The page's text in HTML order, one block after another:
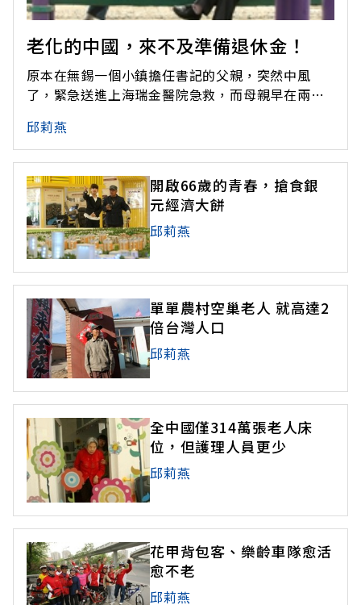
老化的中國，來不及準備退休金！
原本在無錫一個小鎮擔任書記的父親，突然中風
了，緊急送進上海瑞金醫院急救，而母親早在兩年
子全壓在他的身上，醫院、家裡、公司來回跑。總
經理看他近日總哭喪著臉，問他好嗎？馬克的淚就
止不住掉下來。哭完他決定辭職，另外找個半天的
兼職工作，好照顧雙親。壓力，來得太過突
邱莉燕
開啟66歲的青春，搶食銀
元經濟大餅
邱莉燕
單單農村空巢老人 就高達2
倍台灣人口
邱莉燕
全中國僅314萬張老人床
位，但護理人員更少
邱莉燕
花甲背包客、樂齡車隊愈活
愈不老
邱莉燕